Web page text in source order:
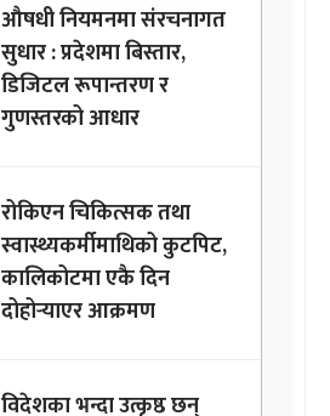
औषधी नियमनमा संरचनागत
सुधार : प्रदेशमा बिस्तार,
डिजिटल रूपान्तरण र
गुणस्तरको आधार
रोकिएन चिकित्सक तथा
स्वास्थ्यकर्मीमाथिको कुटपिट,
कालिकोटमा एकै दिन
दोहोर्‍याएर आक्रमण
विदेशका भन्दा उत्कृष्ठ छन्